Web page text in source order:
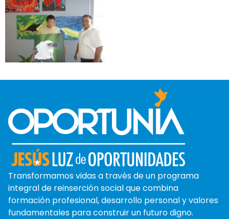
Transformamos vidas a través de un programa
integral de reinserción social que combina
formación profesional, desarrollo personal y valores
fundamentales para construir un futuro digno.